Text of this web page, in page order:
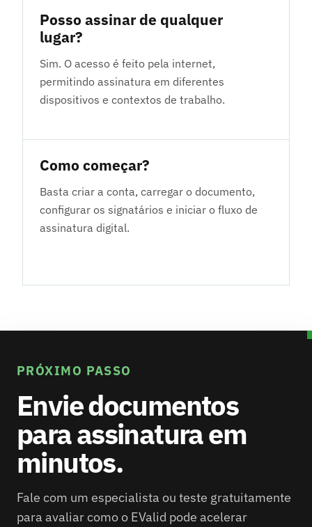
Posso assinar de qualquer
lugar?
Sim. O acesso é feito pela internet,
permitindo assinatura em diferentes
dispositivos e contextos de trabalho.
Como começar?
Basta criar a conta, carregar o documento,
configurar os signatários e iniciar o fluxo de
assinatura digital.
PRÓXIMO PASSO
Envie documentos
para assinatura em
minutos.
Fale com um especialista ou teste gratuitamente
para avaliar como o EValid pode acelerar